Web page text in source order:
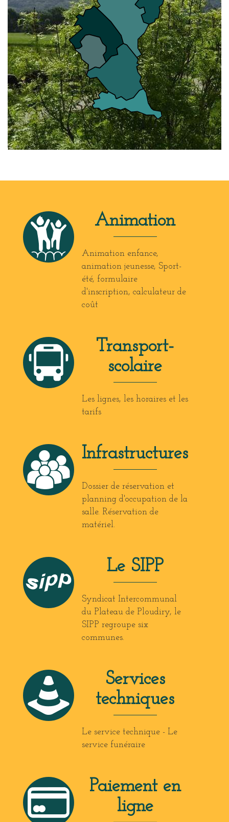
Animation
Animation enfance,
animation jeunesse, Sport-
été, formulaire
d'inscription, calculateur de
coût
Transport-
scolaire
Les lignes, les horaires et les
tarifs
Infrastructures
Dossier de réservation et
planning d'occupation de la
salle. Réservation de
matériel.
Le SIPP
Syndicat Intercommunal
du Plateau de Ploudiry, le
SIPP regroupe six
communes.
Services
techniques
Le service technique - Le
service funéraire
Paiement en
ligne